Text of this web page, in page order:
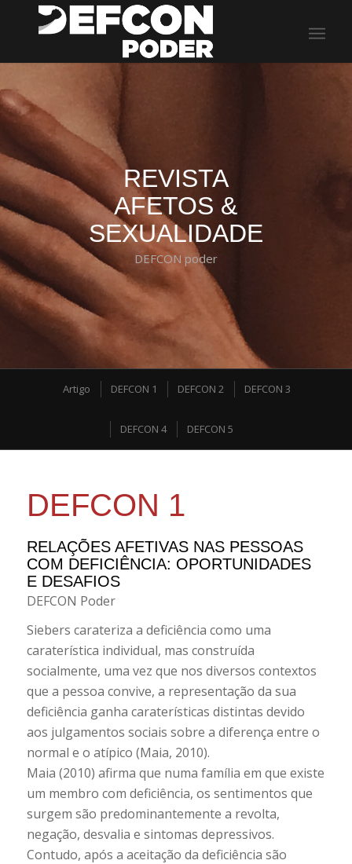
REVISTA
AFETOS &
SEXUALIDADE
DEFCON poder
Artigo DEFCON 1 DEFCON 2 DEFCON 3
DEFCON 4 DEFCON 5
DEFCON 1
RELAÇÕES AFETIVAS NAS PESSOAS
COM DEFICIÊNCIA: OPORTUNIDADES
E DESAFIOS
DEFCON Poder
Siebers carateriza a deficiência como uma
caraterística individual, mas construída
socialmente, uma vez que nos diversos contextos
que a pessoa convive, a representação da sua
deficiência ganha caraterísticas distintas devido
aos julgamentos sociais sobre a diferença entre o
normal e o atípico (Maia, 2010).
Maia (2010) afirma que numa família em que existe
um membro com deficiência, os sentimentos que
surgem são predominantemente a revolta,
negação, desvalia e sintomas depressivos.
Contudo, após a aceitação da deficiência são